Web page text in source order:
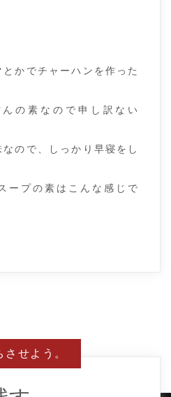
かでチャーハンを作った
の素なので申し訳ない
ので、しっかり早寝をし
ープの素はこんな感じで
せよう。